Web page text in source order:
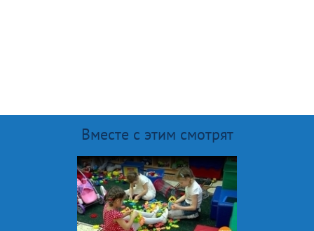
Вместе с этим смотрят